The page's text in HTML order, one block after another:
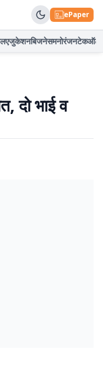
ePaper
एजुकेशनबिजनेसमनोरंजनटेकऑटो
दो भाई व